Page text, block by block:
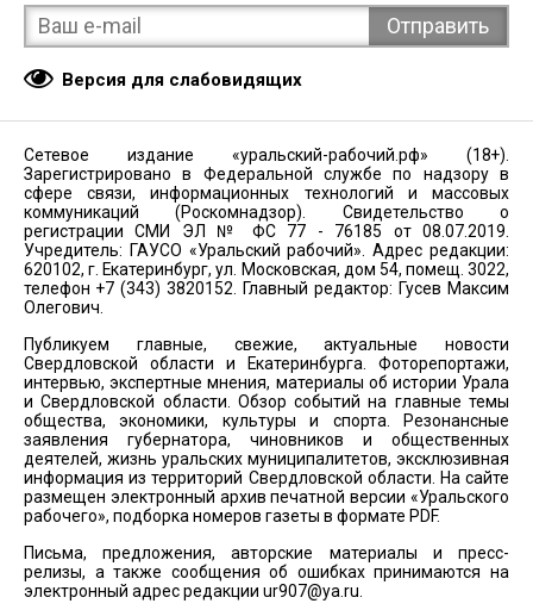
Версия для слабовидящих
Сетевое издание «уральский-рабочий.рф» (18+).
Зарегистрировано в Федеральной службе по надзору в
сфере связи, информационных технологий и массовых
коммуникаций (Роскомнадзор). Свидетельство о
регистрации СМИ ЭЛ № ФС 77 - 76185 от 08.07.2019.
Учредитель: ГАУСО «Уральский рабочий». Адрес редакции:
620102, г. Екатеринбург, ул. Московская, дом 54, помещ. 3022,
телефон +7 (343) 3820152. Главный редактор: Гусев Максим
Олегович.
Публикуем главные, свежие, актуальные новости
Свердловской области и Екатеринбурга. Фоторепортажи,
интервью, экспертные мнения, материалы об истории Урала
и Свердловской области. Обзор событий на главные темы
общества, экономики, культуры и спорта. Резонансные
заявления губернатора, чиновников и общественных
деятелей, жизнь уральских муниципалитетов, эксклюзивная
информация из территорий Свердловской области. На сайте
размещен электронный архив печатной версии «Уральского
рабочего», подборка номеров газеты в формате PDF.
Письма, предложения, авторские материалы и пресс-
релизы, а также сообщения об ошибках принимаются на
электронный адрес редакции ur907@ya.ru.